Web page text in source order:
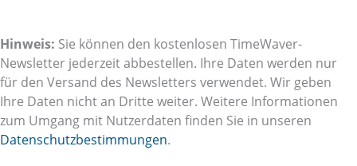
Hinweis: Sie können den kostenlosen TimeWaver-
Newsletter jederzeit abbestellen. Ihre Daten werden nur
für den Versand des Newsletters verwendet. Wir geben
Ihre Daten nicht an Dritte weiter. Weitere Informationen
zum Umgang mit Nutzerdaten finden Sie in unseren
Datenschutzbestimmungen.